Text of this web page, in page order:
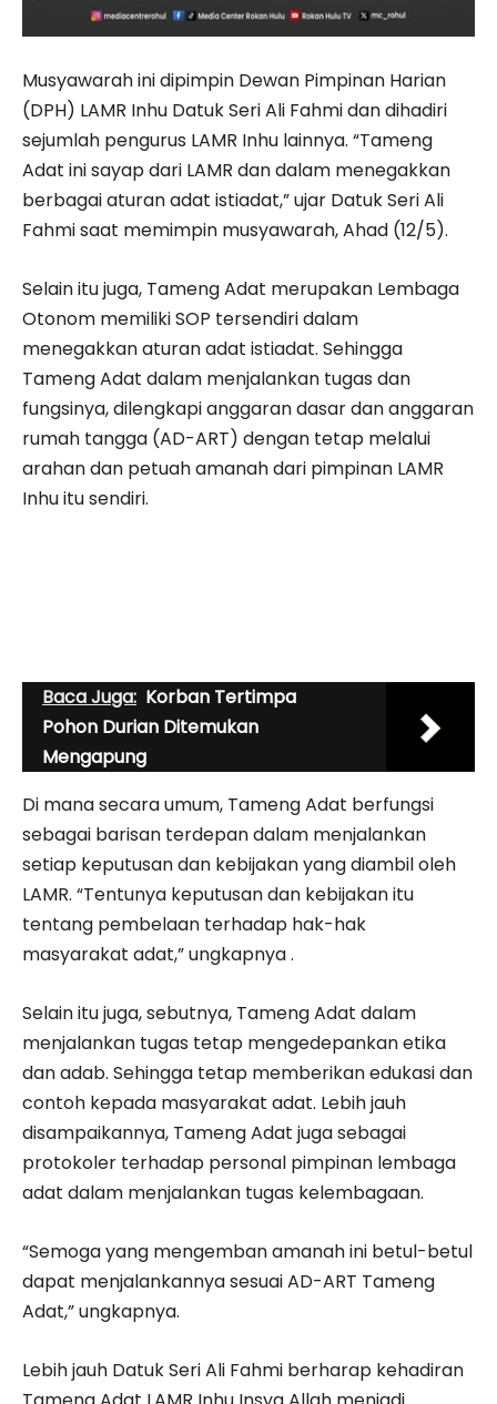
Musyawarah ini dipimpin Dewan Pimpinan Harian
(DPH) LAMR Inhu Datuk Seri Ali Fahmi dan dihadiri
sejumlah pengurus LAMR Inhu lainnya. “Tameng
Adat ini sayap dari LAMR dan dalam menegakkan
berbagai aturan adat istiadat,” ujar Datuk Seri Ali
Fahmi saat memimpin musyawarah, Ahad (12/5).
Selain itu juga, Tameng Adat merupakan Lembaga
Otonom memiliki SOP tersendiri dalam
menegakkan aturan adat istiadat. Sehingga
Tameng Adat dalam menjalankan tugas dan
fungsinya, dilengkapi anggaran dasar dan anggaran
rumah tangga (AD-ART) dengan tetap melalui
arahan dan petuah amanah dari pimpinan LAMR
Inhu itu sendiri.
Baca Juga: Korban Tertimpa
Pohon Durian Ditemukan
Mengapung
Di mana secara umum, Tameng Adat berfungsi
sebagai barisan terdepan dalam menjalankan
setiap keputusan dan kebijakan yang diambil oleh
LAMR. “Tentunya keputusan dan kebijakan itu
tentang pembelaan terhadap hak-hak
masyarakat adat,” ungkapnya .
Selain itu juga, sebutnya, Tameng Adat dalam
menjalankan tugas tetap mengedepankan etika
dan adab. Sehingga tetap memberikan edukasi dan
contoh kepada masyarakat adat. Lebih jauh
disampaikannya, Tameng Adat juga sebagai
protokoler terhadap personal pimpinan lembaga
adat dalam menjalankan tugas kelembagaan.
“Semoga yang mengemban amanah ini betul-betul
dapat menjalankannya sesuai AD-ART Tameng
Adat,” ungkapnya.
Lebih jauh Datuk Seri Ali Fahmi berharap kehadiran